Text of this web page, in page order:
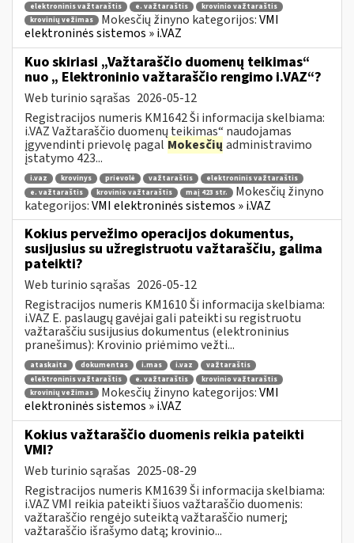
elektroninis važtaraštis
e. važtaraštis
krovinio važtaraštis
krovinių vežimas
Mokesčių žinyno kategorijos:VMI
elektroninės sistemos » i.VAZ
Kuo skiriasi „Važtaraščio duomenų teikimas“
nuo „ Elektroninio važtaraščio rengimo i.VAZ“?
Web turinio sąrašas 2026-05-12
Registracijos numeris KM1642 Ši informacija skelbiama:
i.VAZ Važtaraščio duomenų teikimas“ naudojamas
įgyvendinti prievolę pagal Mokesčių administravimo
įstatymo 423...
i.vaz krovinys prievolė važtaraštis
elektroninis važtaraštis
e. važtaraštis
krovinio važtaraštis maį 423 str.
Mokesčių žinyno
kategorijos:VMI elektroninės sistemos » i.VAZ
Kokius pervežimo operacijos dokumentus,
susijusius su užregistruotu važtaraščiu, galima
pateikti?
Web turinio sąrašas 2026-05-12
Registracijos numeris KM1610 Ši informacija skelbiama:
i.VAZ E. paslaugų gavėjai gali pateikti su registruotu
važtaraščiu susijusius dokumentus (elektroninius
pranešimus): Krovinio priėmimo vežti...
ataskaita dokumentas i.mas i.vaz
važtaraštis
elektroninis važtaraštis
e. važtaraštis
krovinio važtaraštis
krovinių vežimas
Mokesčių žinyno kategorijos:VMI
elektroninės sistemos » i.VAZ
Kokius važtaraščio duomenis reikia pateikti
VMI?
Web turinio sąrašas 2025-08-29
Registracijos numeris KM1639 Ši informacija skelbiama:
i.VAZ VMI reikia pateikti šiuos važtaraščio duomenis:
važtaraščio rengėjo suteiktą važtaraščio numerį;
važtaraščio išrašymo datą; krovinio...